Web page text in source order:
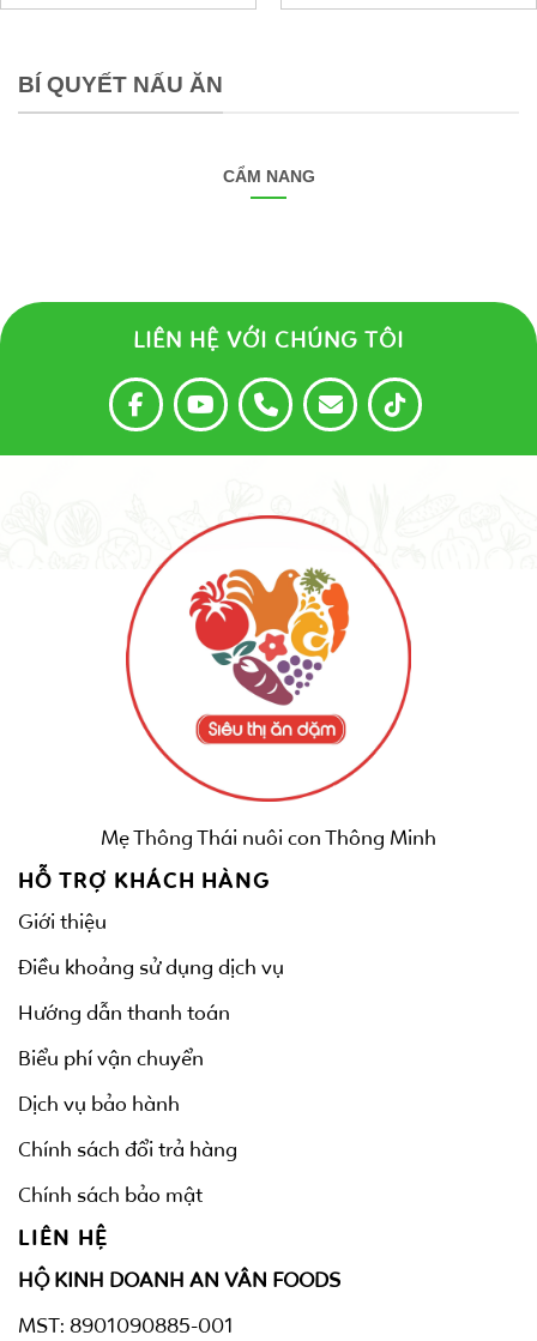
BÍ QUYẾT NẤU ĂN
CẨM NANG
LIÊN HỆ VỚI CHÚNG TÔI
Mẹ Thông Thái nuôi con Thông Minh
HỖ TRỢ KHÁCH HÀNG
Giới thiệu
Điều khoảng sử dụng dịch vụ
Hướng dẫn thanh toán
Biểu phí vận chuyển
Dịch vụ bảo hành
Chính sách đổi trả hàng
Chính sách bảo mật
LIÊN HỆ
HỘ KINH DOANH AN VÂN FOODS
MST: 8901090885-001